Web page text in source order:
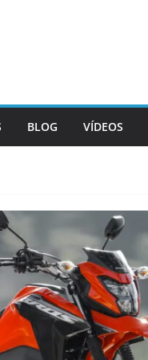
BLOG VÍDEOS